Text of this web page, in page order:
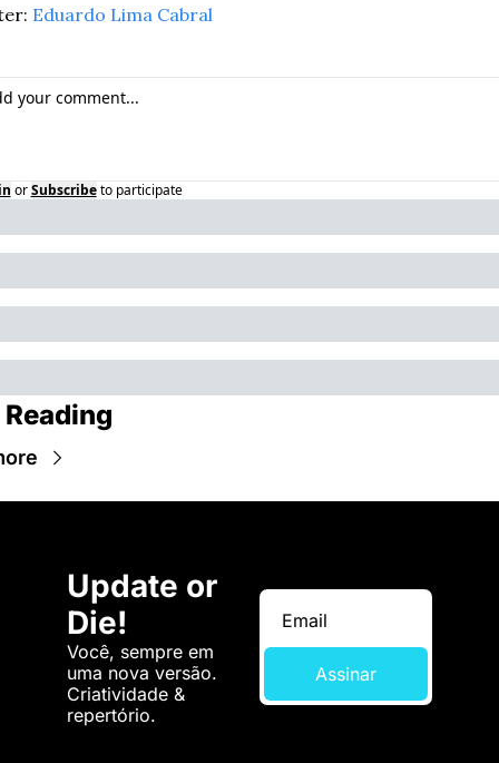
Eduardo Lima Cabral
or Subscribe to participate
Update or
Die!
Você, sempre em
uma nova versão.
Criatividade &
repertório.
Assinar